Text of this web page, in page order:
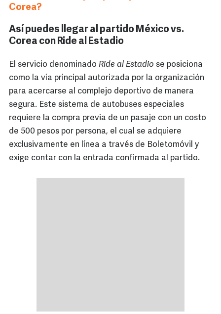
Corea?
Así puedes llegar al partido México vs.
Corea con Ride al Estadio
El servicio denominado Ride al Estadio se posiciona
como la vía principal autorizada por la organización
para acercarse al complejo deportivo de manera
segura. Este sistema de autobuses especiales
requiere la compra previa de un pasaje con un costo
de 500 pesos por persona, el cual se adquiere
exclusivamente en línea a través de Boletomóvil y
exige contar con la entrada confirmada al partido.